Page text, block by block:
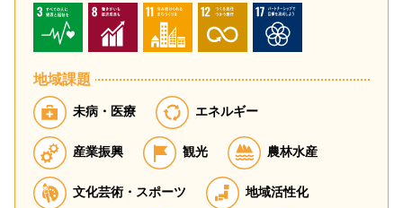
地域課題
未病・医療 エネルギー
産業振興 観光 農林水産
文化芸術・スポーツ 地域活性化